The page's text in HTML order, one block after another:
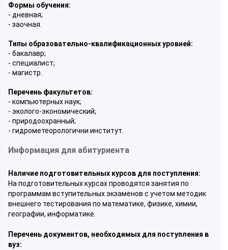
Формы обучения:
- дневная;
- заочная.
Типы образовательно-квалификационных уровней:
- бакалавр;
- специалист;
- магистр.
Перечень факультетов:
- компьютерных наук;
- эколого-экономический;
- природоохранный;
- гидрометеорологични институт.
Информация для абитуриента
Наличие подготовительных курсов для поступления:
На подготовительных курсах проводятся занятия по
программам вступительных экзаменов с учетом методик
внешнего тестирования по математике, физике, химии,
географии, информатике.
Перечень документов, необходимых для поступления в
вуз: